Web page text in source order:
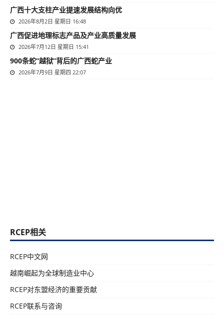
广西十大支柱产业提速发展结构向优
2026年8月2日 星期日 16:48
广西促进地理标志产品及产业高质量发展
2026年7月12日 星期日 15:41
900条蛇“越狱”背后的广西蛇产业
2026年7月9日 星期四 22:07
RCEP相关
RCEP中文网
越南崛起为全球制造业中心
RCEP对东盟经济的重要贡献
RCEP联系与咨询